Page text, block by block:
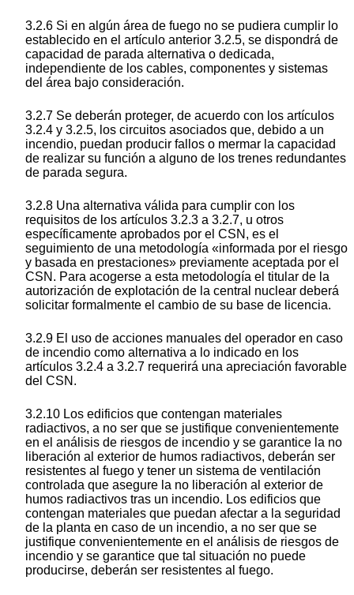
3.2.6 Si en algún área de fuego no se pudiera cumplir lo
establecido en el artículo anterior 3.2.5, se dispondrá de
capacidad de parada alternativa o dedicada,
independiente de los cables, componentes y sistemas
del área bajo consideración.
3.2.7 Se deberán proteger, de acuerdo con los artículos
3.2.4 y 3.2.5, los circuitos asociados que, debido a un
incendio, puedan producir fallos o mermar la capacidad
de realizar su función a alguno de los trenes redundantes
de parada segura.
3.2.8 Una alternativa válida para cumplir con los
requisitos de los artículos 3.2.3 a 3.2.7, u otros
específicamente aprobados por el CSN, es el
seguimiento de una metodología «informada por el riesgo
y basada en prestaciones» previamente aceptada por el
CSN. Para acogerse a esta metodología el titular de la
autorización de explotación de la central nuclear deberá
solicitar formalmente el cambio de su base de licencia.
3.2.9 El uso de acciones manuales del operador en caso
de incendio como alternativa a lo indicado en los
artículos 3.2.4 a 3.2.7 requerirá una apreciación favorable
del CSN.
3.2.10 Los edificios que contengan materiales
radiactivos, a no ser que se justifique convenientemente
en el análisis de riesgos de incendio y se garantice la no
liberación al exterior de humos radiactivos, deberán ser
resistentes al fuego y tener un sistema de ventilación
controlada que asegure la no liberación al exterior de
humos radiactivos tras un incendio. Los edificios que
contengan materiales que puedan afectar a la seguridad
de la planta en caso de un incendio, a no ser que se
justifique convenientemente en el análisis de riesgos de
incendio y se garantice que tal situación no puede
producirse, deberán ser resistentes al fuego.